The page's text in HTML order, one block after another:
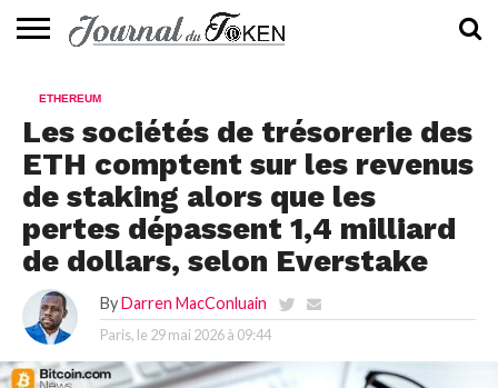
📰
EVALUATION
GUIDE
TENDANCES
À
CONTACTEZ-
ETHEREUM
Les sociétés de trésorerie des
ETH comptent sur les revenus
de staking alors que les
pertes dépassent 1,4 milliard
de dollars, selon Everstake
By Darren MacConluain
Paris, le 29 mai 2026 à 09:44